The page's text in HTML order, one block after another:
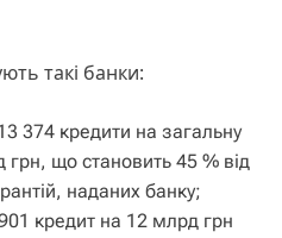
такі банки:
374 кредити на загальну
що становить 45 % від
наданих банку;
кредит на 12 млрд грн